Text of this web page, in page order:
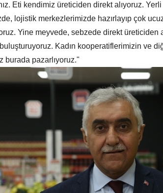
Eti kendimiz üreticiden direkt alıyoruz.
lojistik merkezlerimizde hazırlayıp çok
Yine meyvede, sebzede direkt üreticiden
buluşturuyoruz. Kadın kooperatiflerimizin ve
burada pazarlıyoruz."